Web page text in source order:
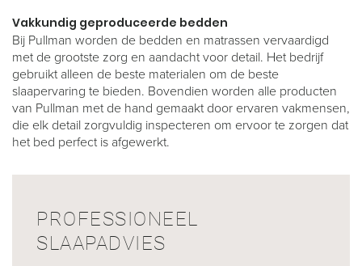
Vakkundig geproduceerde bedden
Bij Pullman worden de bedden en matrassen vervaardigd
met de grootste zorg en aandacht voor detail. Het bedrijf
gebruikt alleen de beste materialen om de beste
slaapervaring te bieden. Bovendien worden alle producten
van Pullman met de hand gemaakt door ervaren vakmensen,
die elk detail zorgvuldig inspecteren om ervoor te zorgen dat
het bed perfect is afgewerkt.
PROFESSIONEEL
SLAAPADVIES